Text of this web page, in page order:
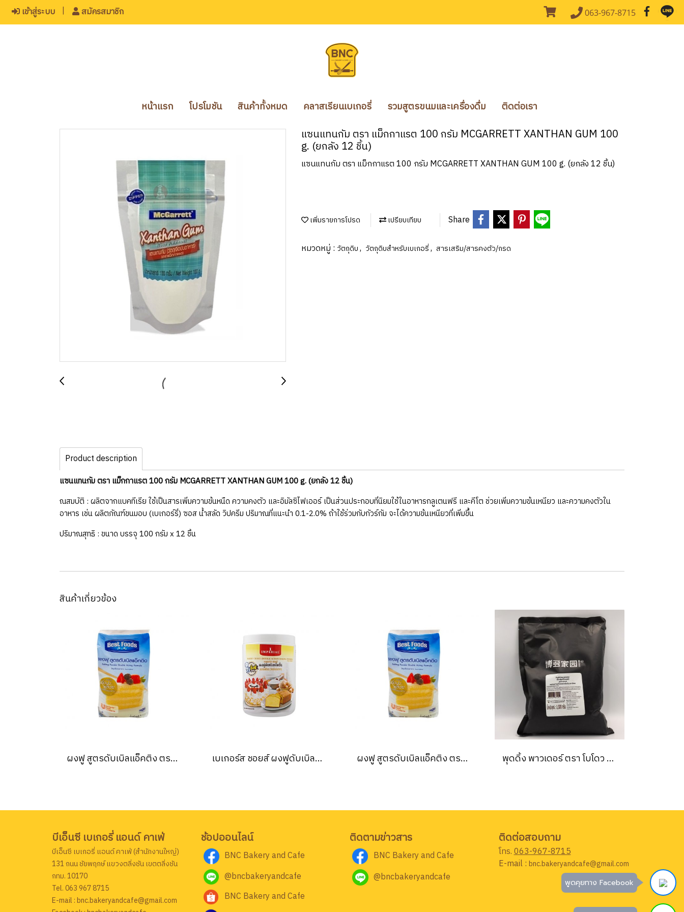
เข้าสู่ระบบ สมัครสมาชิก 063-967-8715
หน้าแรก โปรโมชัน สินค้าทั้งหมด คลาสเรียนเบเกอรี่ รวมสูตรขนมและเครื่องดื่ม ติดต่อเรา
แซนแทนกัม ตรา แม็กกาแรต 100 กรัม MCGARRETT XANTHAN GUM 100
g. (ยกลัง 12 ชิ้น)
แซนแทนกัม ตรา แม็กกาแรต 100 กรัม MCGARRETT XANTHAN GUM 100 g. (ยกลัง 12 ชิ้น)
เพิ่มรายการโปรด เปรียบเทียบ Share
หมวดหมู่ : วัตถุดิบ, วัตถุดิบสำหรับเบเกอรี่, สารเสริม/สารคงตัว/กรด
Product description
แซนแทนกัม ตรา แม็กกาแรต 100 กรัม MCGARRETT XANTHAN GUM 100 g. (ยกลัง 12 ชิ้น)
ณสมบัติ : ผลิตจากแบคทีเรีย ใช้เป็นสารเพิ่มความข้นหนืด ความคงตัว และอิมัลซิไฟเออร์ เป็นส่วนประกอบที่นิยมใช้ในอาหารกลูเตนฟรี และคีโต ช่วยเพิ่มความข้นเหนียว และความคงตัวใน
อาหาร เช่น ผลิตภัณฑ์ขนมอบ (เบเกอร์รี่) ซอส น้ำสลัด วิปครีม ปริมาณที่แนะนำ 0.1-2.0% ถ้าใช้ร่วมกับกัวร์กัม จะได้ความข้นเหนียวที่เพิ่มขึ้น
ปริมาณสุทธิ : ขนาด บรรจุ 100 กรัม x 12 ชิ้น
สินค้าเกี่ยวข้อง
ผงฟู สูตรดับเบิลแอ็คติง ตรา เบสท์ฟู้ดส์ 1 กก. BEST FOODS BAKING POWDER DOUBLE ACTING FORMULA 1 kg. (ยกลัง 18 ชิ้น) เบเกอร์ส ชอยส์ ผงฟูดับเบิลแอ็คชั่น ตรา อิมพีเรียล 100 กรัม IMPERIAL BAKERS CHOICE DOUBLE ACTION BAKING POWDER 100 g. ผงฟู สูตรดับเบิลแอ็คติง ตรา เบสท์ฟู้ดส์ 1 กก. BEST FOODS BAKING POWDER DOUBLE ACTING FORMULA 1 kg. พุดดิ้ง พาวเดอร์ ตรา โบโดว 1,000 กรัม BODUO PUDDING POWDER 1,000 g.
บีเอ็นซี เบเกอรี่ แอนด์ คาเฟ่
บีเอ็นซี เบเกอรี่ แอนด์ คาเฟ่ (สำนักงานใหญ่)
131 ถนน ชัยพฤกษ์ แขวงตลิ่งชัน เขตตลิ่งชัน
กทม. 10170
Tel. 063 967 8715
E-mail : bnc.bakeryandcafe@gmail.com
ช้อปออนไลน์
BNC Bakery and Cafe
@bncbakeryandcafe
BNC Bakery and Cafe
ติดตามข่าวสาร
BNC Bakery and Cafe
@bncbakeryandcafe
ติดต่อสอบถาม
โทร.063-967-8715
E-mail : bnc.bakeryandcafe@gmail.com
พูดคุยทาง Facebook